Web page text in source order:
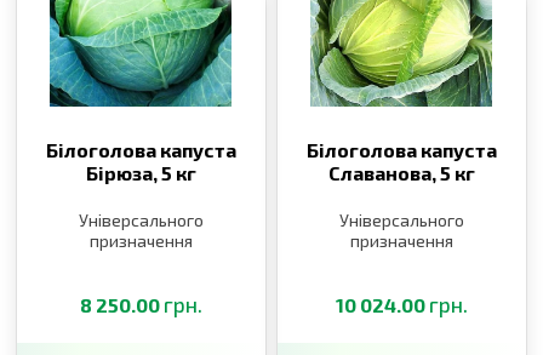
Білоголова капуста
Бірюза, 5 кг
Універсального
призначення
8 250.00 грн.
Білоголова капуста
Славанова, 5 кг
Універсального
призначення
10 024.00 грн.